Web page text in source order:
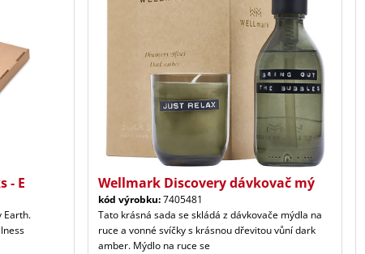
- E
Earth.
Wellmark Discovery dávkovač mý
kód výrobku:7405481
Tato krásná sada se skládá z dávkovače mýdla na
ruce a vonné svíčky s krásnou dřevitou vůní dark
amber. Mýdlo na ruce se